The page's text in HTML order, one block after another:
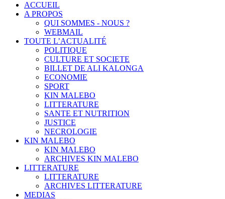
ACCUEIL
A PROPOS
QUI SOMMES - NOUS ?
WEBMAIL
TOUTE L’ACTUALITÉ
POLITIQUE
CULTURE ET SOCIETE
BILLET DE ALI KALONGA
ECONOMIE
SPORT
KIN MALEBO
LITTERATURE
SANTE ET NUTRITION
JUSTICE
NECROLOGIE
KIN MALEBO
KIN MALEBO
ARCHIVES KIN MALEBO
LITTERATURE
LITTERATURE
ARCHIVES LITTERATURE
MEDIAS